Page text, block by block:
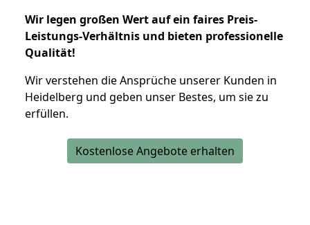
Wir legen großen Wert auf ein faires Preis-
Leistungs-Verhältnis und bieten professionelle
Qualität!
Wir verstehen die Ansprüche unserer Kunden in
Heidelberg und geben unser Bestes, um sie zu
erfüllen.
Kostenlose Angebote erhalten